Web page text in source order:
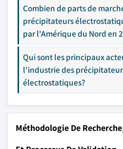
Combien de parts de
précipitateurs
par l'Amérique du Nord en
Qui sont les principaux
l'industrie des
électrostatiques?
Méthodologie De